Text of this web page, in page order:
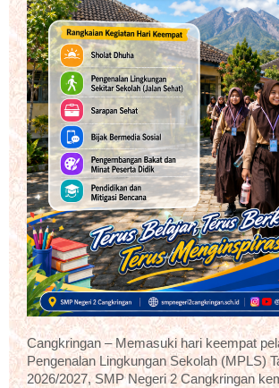
Cangkringan – Memasuki hari keempat
Pengenalan Lingkungan Sekolah (MPLS)
2026/2027, SMP Negeri 2 Cangkringan